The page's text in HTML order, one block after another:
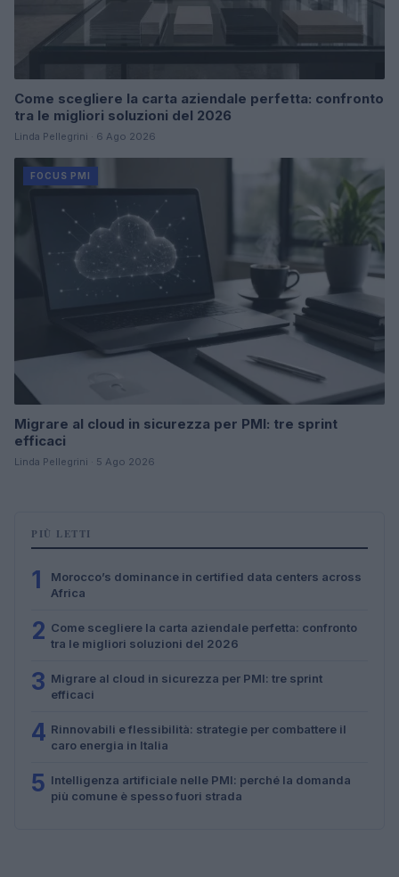
Come scegliere la carta aziendale perfetta: confronto
tra le migliori soluzioni del 2026
Linda Pellegrini · 6 Ago 2026
FOCUS PMI
Migrare al cloud in sicurezza per PMI: tre sprint
efficaci
Linda Pellegrini · 5 Ago 2026
PIÙ LETTI
1
Morocco’s dominance in certified data centers across
Africa
2 Come scegliere la carta aziendale perfetta: confronto
tra le migliori soluzioni del 2026
3 Migrare al cloud in sicurezza per PMI: tre sprint
efficaci
4 Rinnovabili e flessibilità: strategie per combattere il
caro energia in Italia
5 Intelligenza artificiale nelle PMI: perché la domanda
più comune è spesso fuori strada